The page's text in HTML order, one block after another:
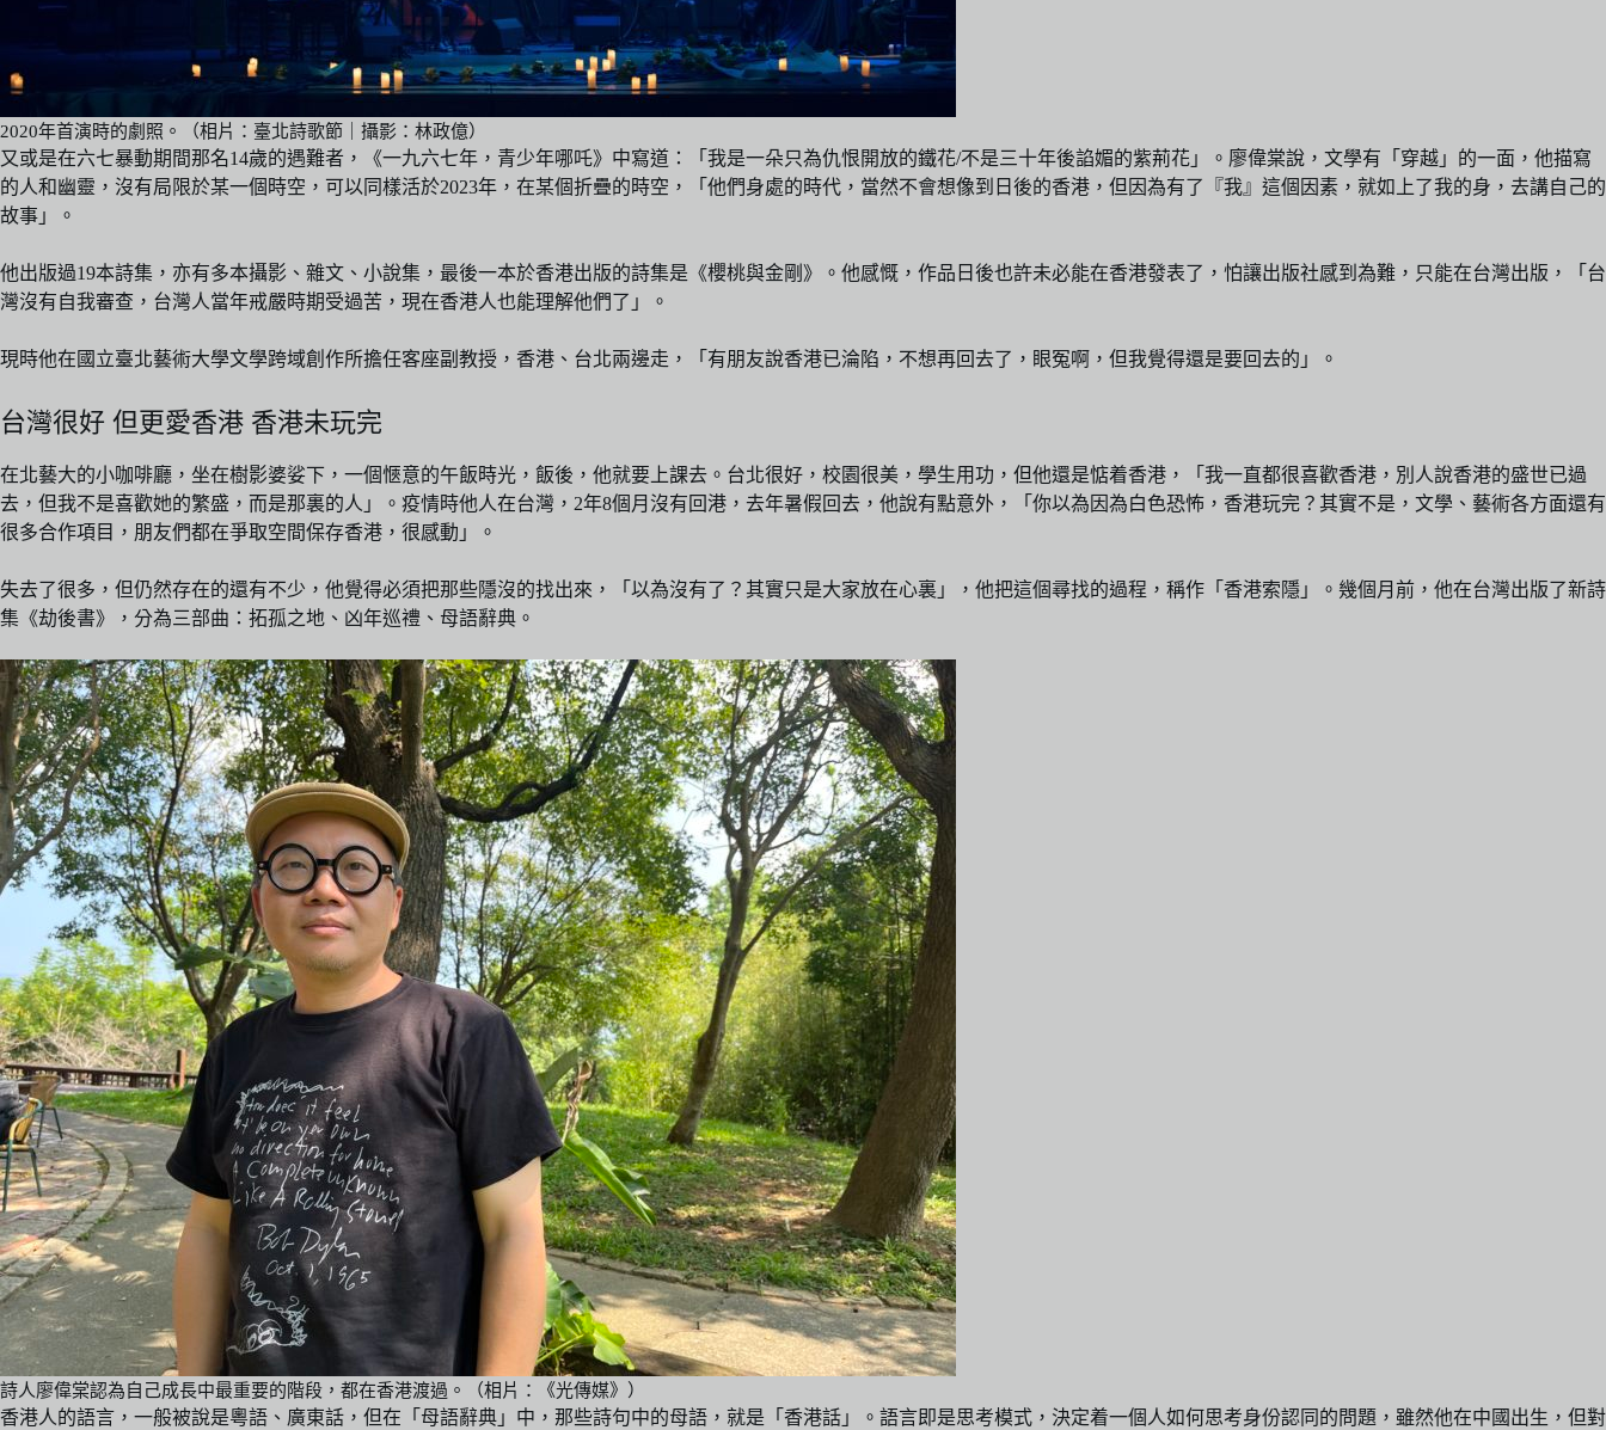
2020年首演時的劇照。（相片：臺北詩歌節｜攝影：林政億）
又或是在六七暴動期間那名14歲的遇難者，《一九六七年，青少年哪吒》中寫道：「我是一朵只為仇恨開放的鐵花/不是三十年後諂媚的紫荊花」。廖偉棠說，文學有「穿越」的一面，他描寫
的人和幽靈，沒有局限於某一個時空，可以同樣活於2023年，在某個折疊的時空，「他們身處的時代，當然不會想像到日後的香港，但因為有了『我』這個因素，就如上了我的身，去講自己的
故事」。
他出版過19本詩集，亦有多本攝影、雜文、小說集，最後一本於香港出版的詩集是《櫻桃與金剛》。他感慨，作品日後也許未必能在香港發表了，怕讓出版社感到為難，只能在台灣出版，「台
灣沒有自我審查，台灣人當年戒嚴時期受過苦，現在香港人也能理解他們了」。
現時他在國立臺北藝術大學文學跨域創作所擔任客座副教授，香港、台北兩邊走，「有朋友說香港已淪陷，不想再回去了，眼冤啊，但我覺得還是要回去的」。
台灣很好 但更愛香港 香港未玩完
在北藝大的小咖啡廳，坐在樹影婆娑下，一個愜意的午飯時光，飯後，他就要上課去。台北很好，校園很美，學生用功，但他還是惦着香港，「我一直都很喜歡香港，別人說香港的盛世已過
去，但我不是喜歡她的繁盛，而是那裏的人」。疫情時他人在台灣，2年8個月沒有回港，去年暑假回去，他說有點意外，「你以為因為白色恐怖，香港玩完？其實不是，文學、藝術各方面還有
很多合作項目，朋友們都在爭取空間保存香港，很感動」。
失去了很多，但仍然存在的還有不少，他覺得必須把那些隱沒的找出來，「以為沒有了？其實只是大家放在心裏」，他把這個尋找的過程，稱作「香港索隱」。幾個月前，他在台灣出版了新詩
集《劫後書》，分為三部曲：拓孤之地、凶年巡禮、母語辭典。
詩人廖偉棠認為自己成長中最重要的階段，都在香港渡過。（相片：《光傳媒》）
香港人的語言，一般被說是粵語、廣東話，但在「母語辭典」中，那些詩句中的母語，就是「香港話」。語言即是思考模式，決定着一個人如何思考身份認同的問題，雖然他在中國出生，但對